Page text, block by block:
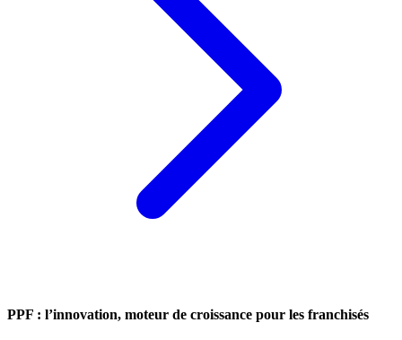
PPF : l’innovation, moteur de croissance pour les franchisés